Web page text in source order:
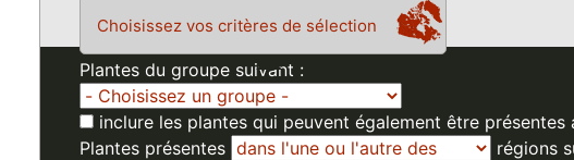
Choisissez vos critères de sélection
Plantes du groupe suivant :
inclure les plantes qui peuvent également être
Plantes présentes
régions